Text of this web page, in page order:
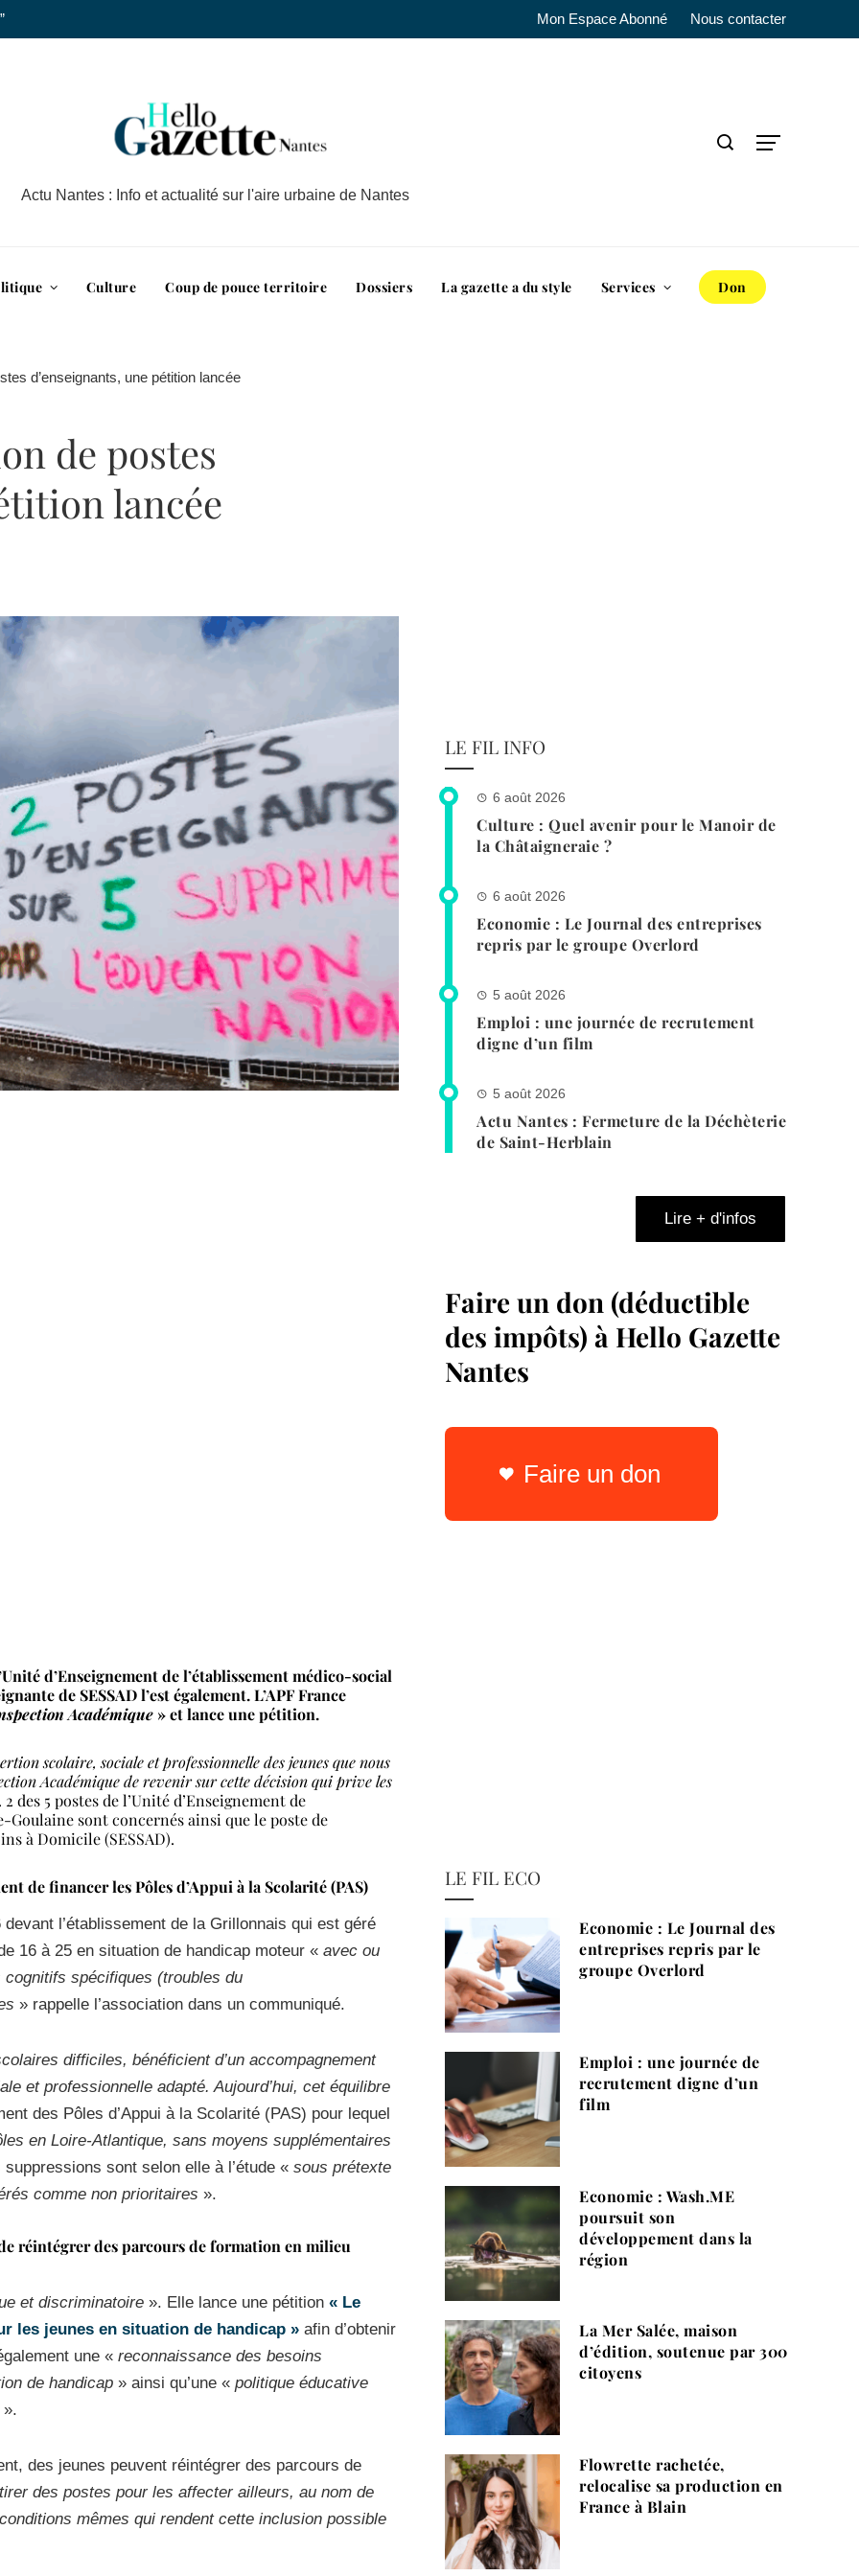
Mon Espace Abonné Nous contacter
Actu Nantes : Info et actualité sur l'aire urbaine de Nantes
Culture Coup de pouce territoire Dossiers La gazette a du style Services Don
d’enseignants, une pétition lancée
de postes
lancée
d’Enseignement de l’établissement médico-social
de SESSAD l’est également. L’APF France
Académique » et lance une pétition.
scolaire, sociale et professionnelle des jeunes que nous
Académique de revenir sur cette décision qui prive les
des 5 postes de l’Unité d’Enseignement de
sont concernés ainsi que le poste de
à Domicile (SESSAD).
de financer les Pôles d’Appui à la Scolarité (PAS)
l’établissement de la Grillonnais qui est géré
16 à 25 en situation de handicap moteur « avec ou
spécifiques (troubles du
» rappelle l’association dans un communiqué.
difficiles, bénéficient d’un accompagnement
et professionnelle adapté. Aujourd’hui, cet équilibre
des Pôles d’Appui à la Scolarité (PAS) pour lequel
en Loire-Atlantique, sans moyens supplémentaires
sont selon elle à l’étude « sous prétexte
comme non prioritaires ».
réintégrer des parcours de formation en milieu
et discriminatoire ». Elle lance une pétition « Le
les jeunes en situation de handicap » afin d’obtenir
une « reconnaissance des besoins
de handicap » ainsi qu’une « politique éducative
».
des jeunes peuvent réintégrer des parcours de
des postes pour les affecter ailleurs, au nom de
mêmes qui rendent cette inclusion possible
LE FIL INFO
6 août 2026
Culture : Quel avenir pour le Manoir de
la Châtaigneraie ?
6 août 2026
Economie : Le Journal des entreprises
repris par le groupe Overlord
5 août 2026
Emploi : une journée de recrutement
digne d’un film
5 août 2026
Actu Nantes : Fermeture de la Déchèterie
de Saint-Herblain
Lire + d'infos
Faire un don (déductible
des impôts) à Hello Gazette
Nantes
Faire un don
LE FIL ECO
Economie : Le Journal des
entreprises repris par le
groupe Overlord
Emploi : une journée de
recrutement digne d’un
film
Economie : Wash.ME
poursuit son
développement dans la
région
La Mer Salée, maison
d’édition, soutenue par 300
citoyens
Flowrette rachetée,
relocalise sa production en
France à Blain